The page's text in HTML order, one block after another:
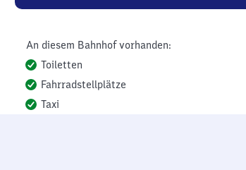
An diesem Bahnhof vorhanden:
Toiletten
Fahrradstellplätze
Taxi